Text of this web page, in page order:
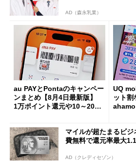
AD（森永乳業）
au PAYとPontaのキャンペー
ンまとめ【8月4日最新版】
1万ポイント還元や10～20％
UQ
ット
ahamo
マイルが超たまるビ
費無料で還元率最大
AD（クレディセゾン）